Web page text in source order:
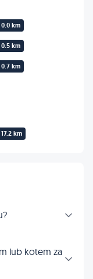
0.0 km
0.5 km
0.7 km
17.2 km
lub kotem za